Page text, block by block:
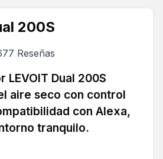
200S
Reseñas
LEVOIT Dual 200S
aire seco con control
con Alexa,
tranquilo.